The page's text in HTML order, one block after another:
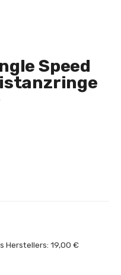
Speed
Herstellers: 19,00 €